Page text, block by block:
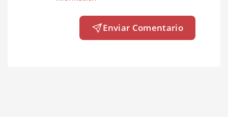
Enviar Comentario